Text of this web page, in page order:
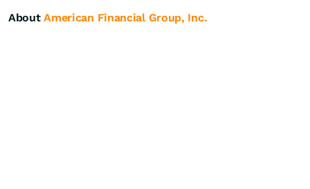
AboutAmerican Financial Group, Inc.